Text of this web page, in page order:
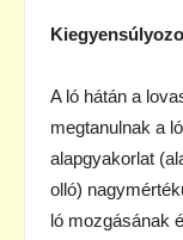
A ló hátán a
megtanulnak a
alapgyakorlat
olló)
ló mozgásának